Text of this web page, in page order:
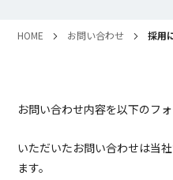
HOME お問い合わせ 採用
お問い合わせ内容を以下のフ
いただいたお問い合わせは当
ます。